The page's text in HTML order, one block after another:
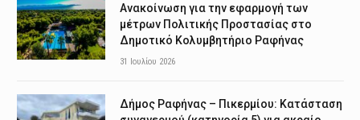
Ανακοίνωση για την εφαρμογή των
μέτρων Πολιτικής Προστασίας στο
Δημοτικό Κολυμβητήριο Ραφήνας
31 Ιουλίου 2026
Δήμος Ραφήνας – Πικερμίου: Κατάσταση